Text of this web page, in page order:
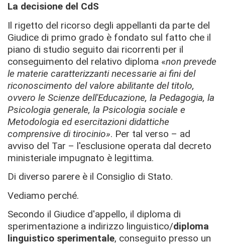
La decisione del CdS
Il rigetto del ricorso degli appellanti da parte del
Giudice di primo grado è fondato sul fatto che il
piano di studio seguito dai ricorrenti per il
conseguimento del relativo diploma «non prevede
le materie caratterizzanti necessarie ai fini del
riconoscimento del valore abilitante del titolo,
ovvero le Scienze dell'Educazione, la Pedagogia, la
Psicologia generale, la Psicologia sociale e
Metodologia ed esercitazioni didattiche
comprensive di tirocinio». Per tal verso – ad
avviso del Tar – l'esclusione operata dal decreto
ministeriale impugnato è legittima.
Di diverso parere è il Consiglio di Stato.
Vediamo perché.
Secondo il Giudice d'appello, il diploma di
sperimentazione a indirizzo linguistico/diploma
linguistico sperimentale, conseguito presso un